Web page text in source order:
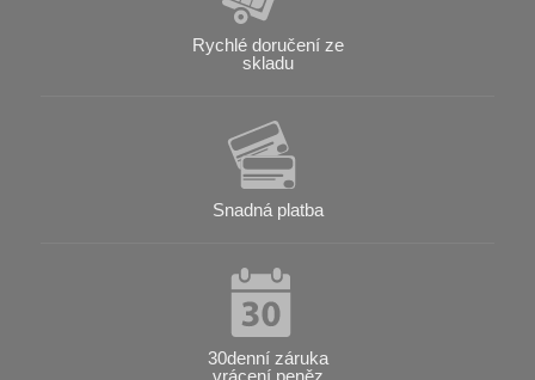
Rychlé doručení ze
skladu
Snadná platba
30denní záruka
vrácení peněz